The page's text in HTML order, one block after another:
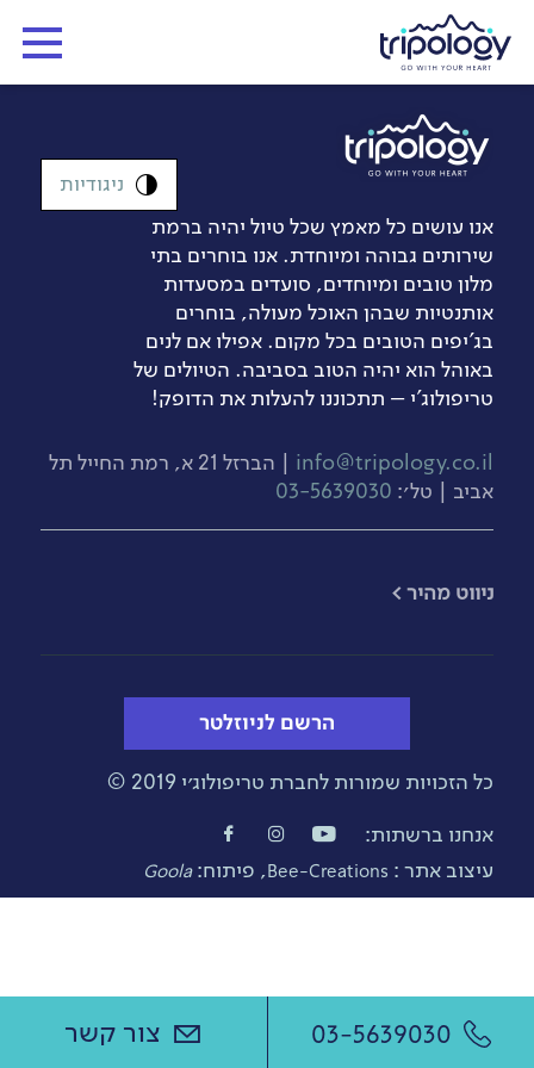
אנו עושים כל מאמץ שכל טיול יהיה ברמת
שירותים גבוהה ומיוחדת. אנו בוחרים בתי
מלון טובים ומיוחדים, סועדים במסעדות
אותנטיות שבהן האוכל מעולה, בוחרים
בג’יפים הטובים בכל מקום. אפילו אם לנים
באוהל הוא יהיה הטוב בסביבה. הטיולים של
טריפולוג'י – תתכוננו להעלות את הדופק!
info@tripology.co.il
| הברזל 21 א, רמת החייל תל
אביב | טל׳: 03-5639030
ניגודיות
​ניווט מהיר >
הרשם לניוזלטר
כל הזכויות שמורות לחברת טריפולוג׳י 2019 ©
עיצוב אתר : Bee-Creations, פיתוח:Goola
אנחנו ברשתות:
03-5639030 צור קשר